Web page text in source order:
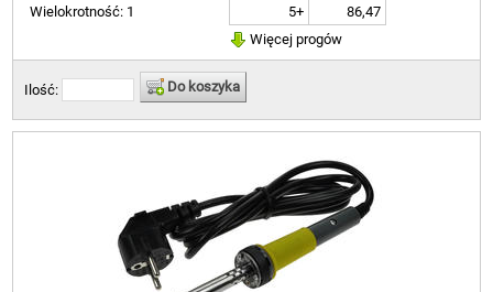
Wielokrotność: 1
5+
86,47
Więcej progów
Ilość: Do koszyka